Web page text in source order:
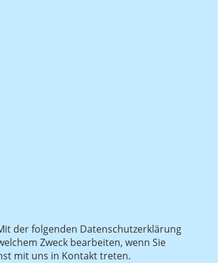
der folgenden Datenschutzerklärung
Zweck bearbeiten, wenn Sie
mit uns in Kontakt treten.